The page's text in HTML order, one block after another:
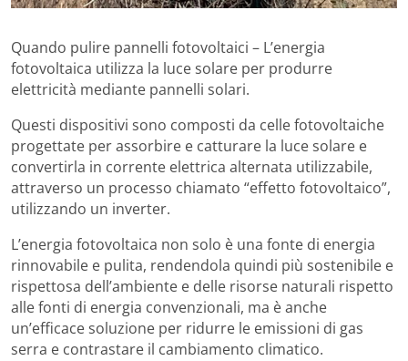
Quando pulire pannelli fotovoltaici – L’energia
fotovoltaica utilizza la luce solare per produrre
elettricità mediante pannelli solari.
Questi dispositivi sono composti da celle fotovoltaiche
progettate per assorbire e catturare la luce solare e
convertirla in corrente elettrica alternata utilizzabile,
attraverso un processo chiamato “effetto fotovoltaico”,
utilizzando un inverter.
L’energia fotovoltaica non solo è una fonte di energia
rinnovabile e pulita, rendendola quindi più sostenibile e
rispettosa dell’ambiente e delle risorse naturali rispetto
alle fonti di energia convenzionali, ma è anche
un’efficace soluzione per ridurre le emissioni di gas
serra e contrastare il cambiamento climatico.